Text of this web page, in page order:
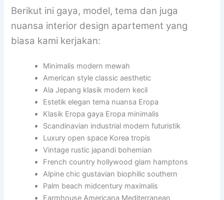
Berikut ini gaya, model, tema dan juga
nuansa interior design apartement yang
biasa kami kerjakan:
Minimalis modern mewah
American style classic aesthetic
Ala Jepang klasik modern kecil
Estetik elegan tema nuansa Eropa
Klasik Eropa gaya Eropa minimalis
Scandinavian industrial modern futuristik
Luxury open space Korea tropis
Vintage rustic japandi bohemian
French country hollywood glam hamptons
Alpine chic gustavian biophilic southern
Palm beach midcentury maximalis
Farmhouse Americana Mediterranean